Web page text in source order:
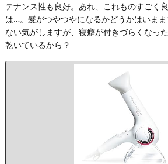
テナンス性も良好。あれ、これものすごく
は…。髪がつやつやになるかどうかはいま
ない気がしますが、寝癖が付きづらくなっ
乾いているから？